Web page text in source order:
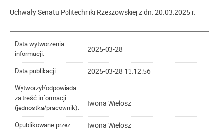
Uchwały Senatu Politechniki Rzeszowskiej z dn. 20.03.2025 r.
Data wytworzenia
informacji:
2025-03-28
Data publikacji: 2025-03-28 13:12:56
Wytworzył/odpowiada
za treść informacji
(jednostka/pracownik):
Iwona Wielosz
Opublikowane przez: Iwona Wielosz